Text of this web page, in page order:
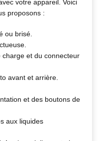
votre appareil. Voici
proposons :
ou brisé.
et du connecteur
avant et arrière.
et des boutons de
aux liquides